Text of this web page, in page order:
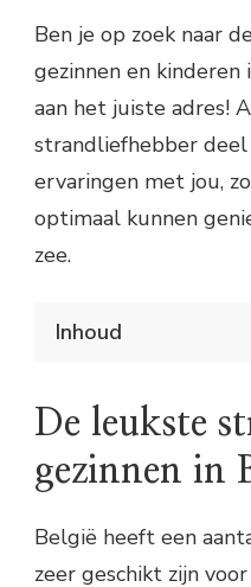
Ben je op zoek naar
gezinnen en kinderen
aan het juiste adres!
strandliefhebber
ervaringen met jou,
optimaal kunnen
zee.
Inhoud
De leukste
België
Wat moet je
Activiteiten
De leukste
gezinnen in
België heeft een
zeer geschikt zijn